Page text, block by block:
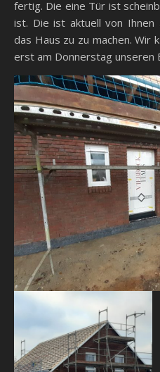
fertig. Die eine Tür ist
ist. Die ist aktuell von Ihnen
das Haus zu zu machen. Wir
erst am Donnerstag unseren